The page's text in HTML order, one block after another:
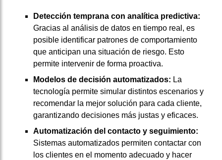
Detección temprana con analítica predictiva:
Gracias al análisis de datos en tiempo real, es
posible identificar patrones de comportamiento
que anticipan una situación de riesgo. Esto
permite intervenir de forma proactiva.
Modelos de decisión automatizados: La
tecnología permite simular distintos escenarios y
recomendar la mejor solución para cada cliente,
garantizando decisiones más justas y eficaces.
Automatización del contacto y seguimiento:
Sistemas automatizados permiten contactar con
los clientes en el momento adecuado y hacer